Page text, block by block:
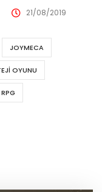
21/08/2019
JOYMECA
OYUNU
RPG